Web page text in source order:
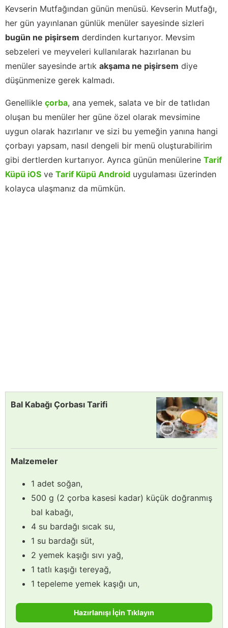
Kevserin Mutfağından günün menüsü. Kevserin Mutfağı,
her gün yayınlanan günlük menüler sayesinde sizleri
bugün ne pişirsem derdinden kurtarıyor. Mevsim
sebzeleri ve meyveleri kullanılarak hazırlanan bu
menüler sayesinde artık akşama ne pişirsem diye
düşünmenize gerek kalmadı.
Genellikle çorba, ana yemek, salata ve bir de tatlıdan
oluşan bu menüler her güne özel olarak mevsimine
uygun olarak hazırlanır ve sizi bu yemeğin yanına hangi
çorbayı yapsam, nasıl dengeli bir menü oluşturabilirim
gibi dertlerden kurtarıyor. Ayrıca günün menülerine Tarif
Küpü iOS ve Tarif Küpü Android uygulaması üzerinden
kolayca ulaşmanız da mümkün.
Bal Kabağı Çorbası Tarifi
Malzemeler
1 adet soğan,
500 g (2 çorba kasesi kadar) küçük doğranmış
bal kabağı,
4 su bardağı sıcak su,
1 su bardağı süt,
2 yemek kaşığı sıvı yağ,
1 tatlı kaşığı tereyağ,
1 tepeleme yemek kaşığı un,
Hazırlanışı İçin Tıklayın